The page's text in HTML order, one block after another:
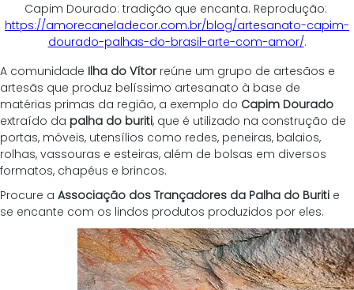
Capim Dourado: tradição que encanta. Reprodução:
https://amorecaneladecor.com.br/blog/artesanato-capim-
dourado-palhas-do-brasil-arte-com-amor/.
A comunidade Ilha do Vítor reúne um grupo de artesãos e
artesãs que produz belíssimo artesanato à base de
matérias primas da região, a exemplo do Capim Dourado
extraído da palha do buriti, que é utilizado na construção de
portas, móveis, utensílios como redes, peneiras, balaios,
rolhas, vassouras e esteiras, além de bolsas em diversos
formatos, chapéus e brincos.
Procure a Associação dos Trançadores da Palha do Buriti e
se encante com os lindos produtos produzidos por eles.